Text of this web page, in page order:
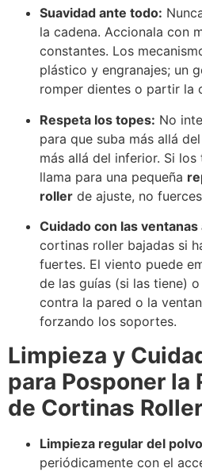
Suavidad ante todo:
la cadena. Accionala con
constantes. Los
plástico y engranajes; un
romper dientes o partir la
Respeta los topes: No
para que suba más allá
más allá del inferior. Si
llama para una pequeña
roller de ajuste, no
Cuidado con las
cortinas roller bajadas si
fuertes. El viento puede
de las guías (si las tiene)
contra la pared o la
forzando los soportes.
Limpieza y
para Posponer la
de Cortinas Roller
Limpieza regular del
periódicamente con el